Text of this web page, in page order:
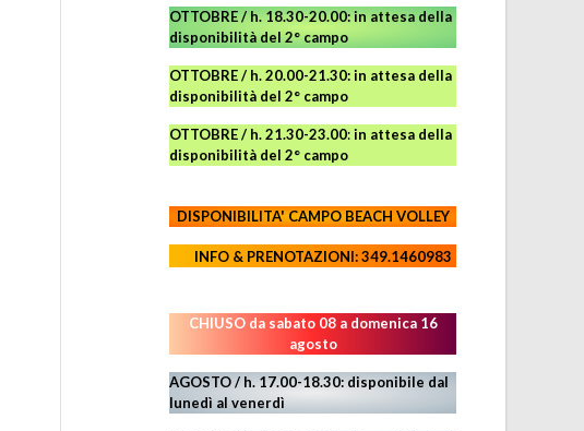
OTTOBRE / h. 18.30-20.00:in attesa della
disponibilità del 2° campo
OTTOBRE / h. 20.00-21.30:in attesa della
disponibilità del 2° campo
OTTOBRE / h. 21.30-23.00:in attesa della
disponibilità del 2° campo
DISPONIBILITA' CAMPOBEACH VOLLEY
INFO & PRENOTAZIONI: 349.1460983
CHIUSO da sabato 08 a domenica 16
agosto
AGOSTO / h. 17.00-18.30: disponibile dal
lunedì al venerdì